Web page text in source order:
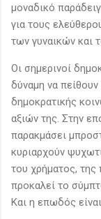
μοναδικό
για τους
των γυναικών και
Οι σημερινοί
δύναμη να
δημοκρατικής
αξιών της. Στην
παρακμάσει
κυριαρχούν
του χρήματος,
προκαλεί το
Και η επωδός